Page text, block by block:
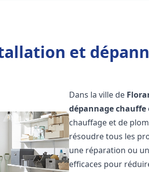
et
Dans la ville de
dépannage chauffe
chauffage et de
résoudre tous les
une réparation ou
efficaces pour